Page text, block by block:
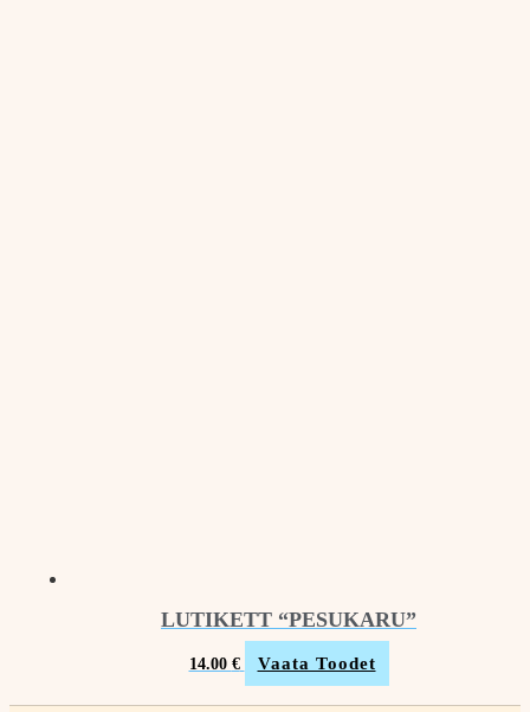
LUTIKETT “PESUKARU”
14.00 € Vaata Toodet